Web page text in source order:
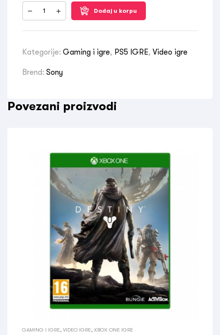
Dodaj u korpu
Kategorije: Gaming i igre, PS5 IGRE, Video igre
Brend: Sony
Povezani proizvodi
GAMING I IGRE VIDEO IGRE XBOX ONE IGRE